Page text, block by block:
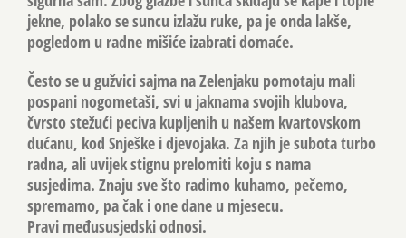
jekne, polako se suncu izlažu ruke, pa je onda lakše,
pogledom u radne mišiće izabrati domaće.
Često se u gužvici sajma na Zelenjaku pomotaju mali
pospani nogometaši, svi u jaknama svojih klubova,
čvrsto stežući peciva kupljenih u našem kvartovskom
dućanu, kod Snješke i djevojaka. Za njih je subota turbo
radna, ali uvijek stignu prelomiti koju s nama
susjedima. Znaju sve što radimo kuhamo, pečemo,
spremamo, pa čak i one dane u mjesecu.
Pravi međususjedski odnosi.